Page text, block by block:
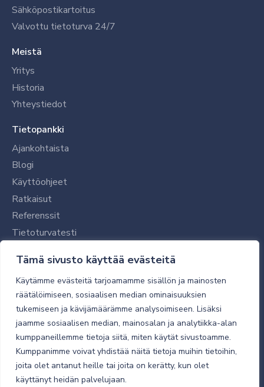
Tämä sivusto käyttää evästeitä
Käytämme evästeitä tarjoamamme sisällön ja mainosten
räätälöimiseen, sosiaalisen median ominaisuuksien
tukemiseen ja kävijämäärämme analysoimiseen. Lisäksi
jaamme sosiaalisen median, mainosalan ja analytiikka-alan
kumppaneillemme tietoja siitä, miten käytät sivustoamme.
Kumppanimme voivat yhdistää näitä tietoja muihin tietoihin,
joita olet antanut heille tai joita on kerätty, kun olet
käyttänyt heidän palvelujaan.
Sähköpostikartoitus
Valvottu tietoturva 24/7
Meistä
Yritys
Historia
Yhteystiedot
Tietopankki
Ajankohtaista
Blogi
Käyttöohjeet
Ratkaisut
Referenssit
Tietoturvatesti
Tilaajalle
Toimitustavat ja -kulut
Verkkokaupan yleiset ehdot
Toimitusehdot
Tietosuojaseloste
Tietoturva